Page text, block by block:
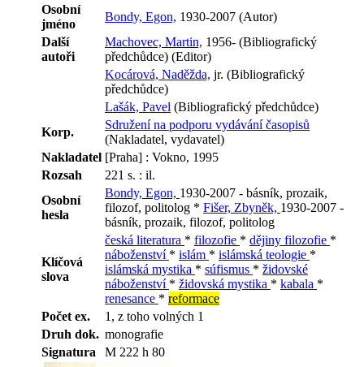
Osobní
jméno
Bondy, Egon, 1930-2007 (Autor)
Další
autoři
Machovec, Martin, 1956- (Bibliografický
předchůdce) (Editor)
Kocárová, Naděžda, jr. (Bibliografický
předchůdce)
Lašák, Pavel (Bibliografický předchůdce)
Korp.
Sdružení na podporu vydávání časopisů
(Nakladatel, vydavatel)
Nakladatel [Praha] : Vokno, 1995
Rozsah
221 s. : il.
Osobní
hesla
Bondy, Egon, 1930-2007 - básník, prozaik,
filozof, politolog * Fišer, Zbyněk, 1930-2007 -
básník, prozaik, filozof, politolog
Klíčová
slova
česká literatura * filozofie * dějiny filozofie *
náboženství * islám * islámská teologie *
islámská mystika * súfismus * židovské
náboženství * židovská mystika * kabala *
renesance * reformace
Počet ex.
1, z toho volných 1
Druh dok. monografie
Signatura
M 222 h 80